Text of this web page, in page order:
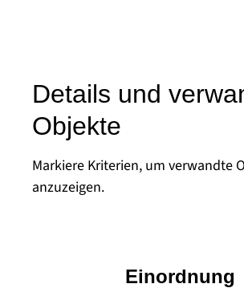
Details und
Objekte
Markiere Kriterien, um verwandte
anzuzeigen.
Einordnung